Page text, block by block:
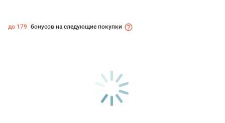
до 179 бонусов на следующие покупки